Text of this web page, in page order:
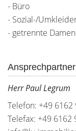
- Büro
- Sozial-/
- getrennte
Ansprechpartner
Herr Paul Legrum
Telefon: +49 6162
Telefax: +49 6162